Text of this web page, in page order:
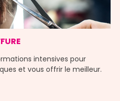
intensives pour
et vous offrir le meilleur.